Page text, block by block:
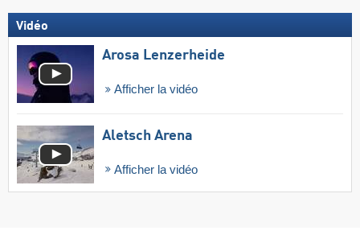
Vidéo
Arosa Lenzerheide
Afficher la vidéo
Aletsch Arena
Afficher la vidéo